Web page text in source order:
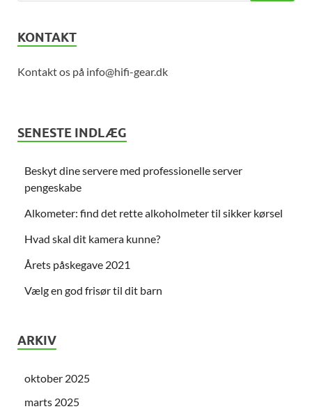
KONTAKT
Kontakt os på info@hifi-gear.dk
SENESTE INDLÆG
Beskyt dine servere med professionelle server
pengeskabe
Alkometer: find det rette alkoholmeter til sikker kørsel
Hvad skal dit kamera kunne?
Årets påskegave 2021
Vælg en god frisør til dit barn
ARKIV
oktober 2025
marts 2025